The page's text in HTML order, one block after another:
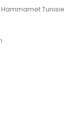
Tunisie